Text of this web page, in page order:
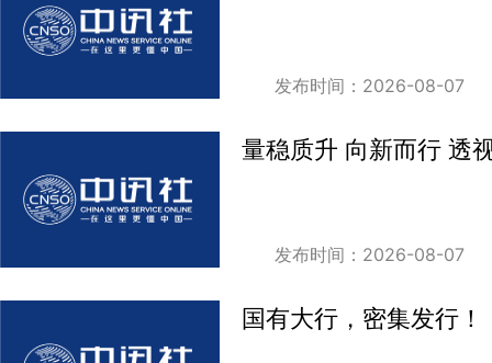
发布时间：2026-08-07
量稳质升 向新而行 透
发布时间：2026-08-07
国有大行，密集发行！